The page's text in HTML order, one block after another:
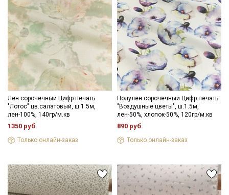
Лен сорочечный Цифр.печать
"Лотос" цв.салатовый, ш.1.5м,
лен-100%, 140гр/м.кв
1350 руб.
Только онлайн-заказ
Полулен сорочечный Цифр.печать
"Воздушные цветы", ш.1.5м,
лен-50%, хлопок-50%, 120гр/м.кв
890 руб.
Только онлайн-заказ